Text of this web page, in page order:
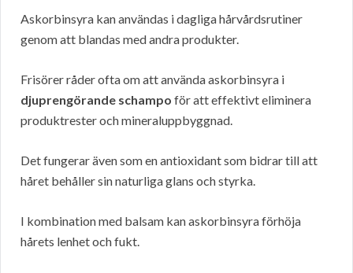
Askorbinsyra kan användas i dagliga hårvårdsrutiner
genom att blandas med andra produkter.
Frisörer råder ofta om att använda askorbinsyra i
djuprengörande schampo för att effektivt eliminera
produktrester och mineraluppbyggnad.
Det fungerar även som en antioxidant som bidrar till att
håret behåller sin naturliga glans och styrka.
I kombination med balsam kan askorbinsyra förhöja
hårets lenhet och fukt.